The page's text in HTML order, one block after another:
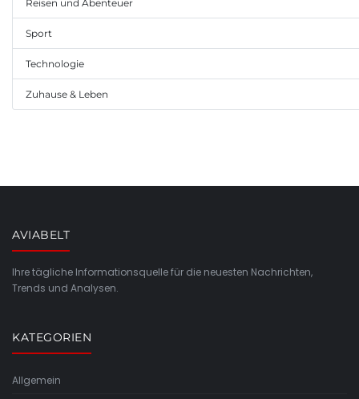
Reisen und Abenteuer
Sport
Technologie
Zuhause & Leben
AVIABELT
Ihre tägliche Informationsquelle für die neuesten Nachrichten,
Trends und Analysen.
KATEGORIEN
Allgemein